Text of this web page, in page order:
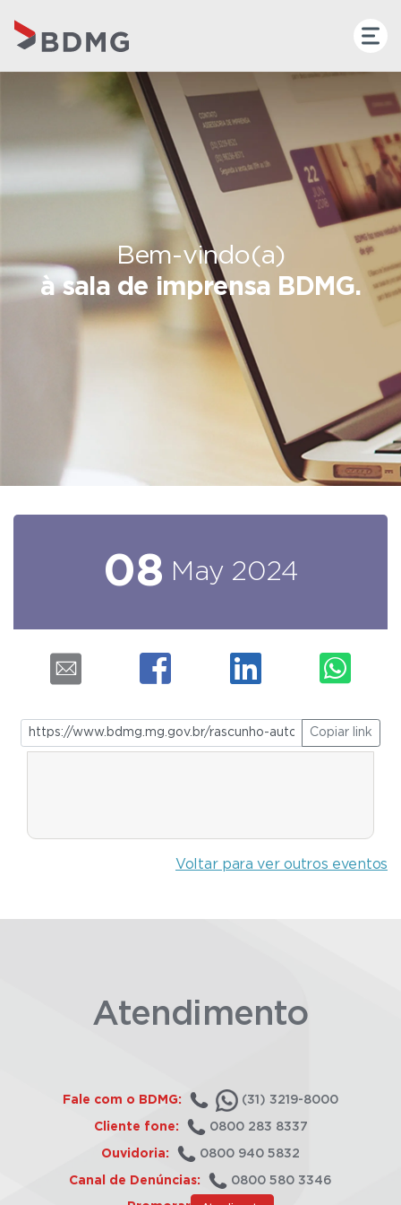
Bem-vindo(a)
à sala de imprensa BDMG.
08 May 2024
Copiar link
Voltar para ver outros eventos
Atendimento
Fale com o BDMG: (31) 3219-8000
Cliente fone: 0800 283 8337
Ouvidoria: 0800 940 5832
Canal de Denúncias: 0800 580 3346